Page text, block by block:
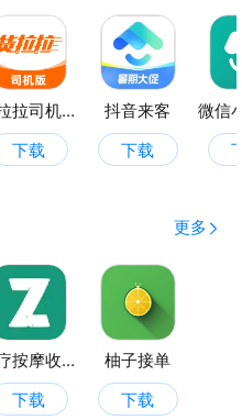
货拉拉司机版
下载
抖音来客
下载
更多
足疗按摩收银
下载
柚子接单
下载